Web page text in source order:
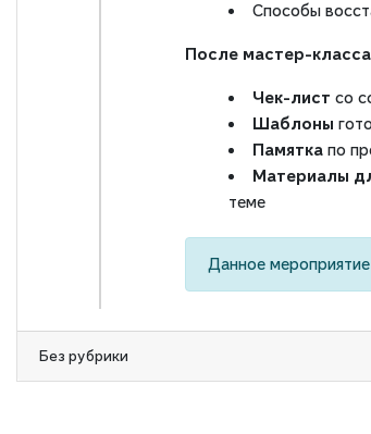
Способы
После мастер-
Чек-лист со
Шаблоны
Памятка по
Материалы
теме
Данное
Без рубрики